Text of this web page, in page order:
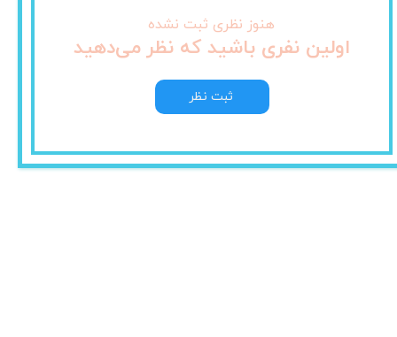
هنوز نظری ثبت نشده
اولین نفری باشید که نظر می‌دهید
ثبت نظر